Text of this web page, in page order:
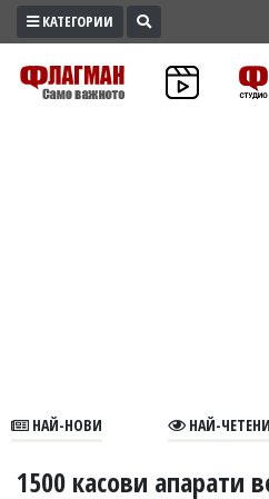
ПРОМО
ЗОНА
В
КАТЕГОРИИ
НАЙ-НОВИ НАЙ-ЧЕТЕНИ
1500 касови апарати